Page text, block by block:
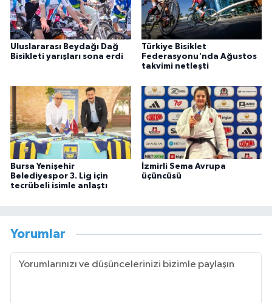
Uluslararası Beydağı Dağ
Bisikleti yarışları sona erdi
Türkiye Bisiklet
Federasyonu'nda Ağustos
takvimi netleşti
Bursa Yenişehir
Belediyespor 3. Lig için
tecrübeli isimle anlaştı
İzmirli Sema Avrupa
üçüncüsü
Yorumlar